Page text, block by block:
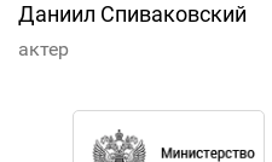
Даниил Спиваковский
актер